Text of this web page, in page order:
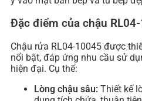
Đặc điểm của chậu
Chậu rửa RL04-10045 được
nổi bật, đáp ứng nhu cầu sử
hiện đại. Cụ thể:
Lòng chậu sâu: Thiết kế